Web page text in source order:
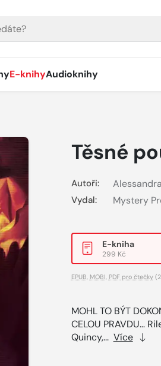
E-knihyAudioknihy
Těsné
Autoři:
Vydal: Mystery
E-kniha
299 Kč
EPUB MOBI PDF pro čtečky
MOHL TO BÝT
CELOU PRAVDU…
Quincy,... Více